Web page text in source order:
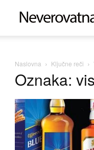
Naslovna Ključne reči
Oznaka: